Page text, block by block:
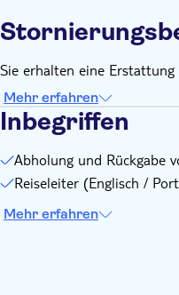
Sie erhalten eine
Mehr erfahren
Inbegriffen
Abholung und Rückgabe
Reiseleiter (Englisch /
Mehr erfahren